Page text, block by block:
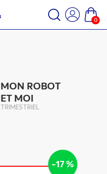
0
MON ROBOT
ET MOI
TRIMESTRIEL
-17 %